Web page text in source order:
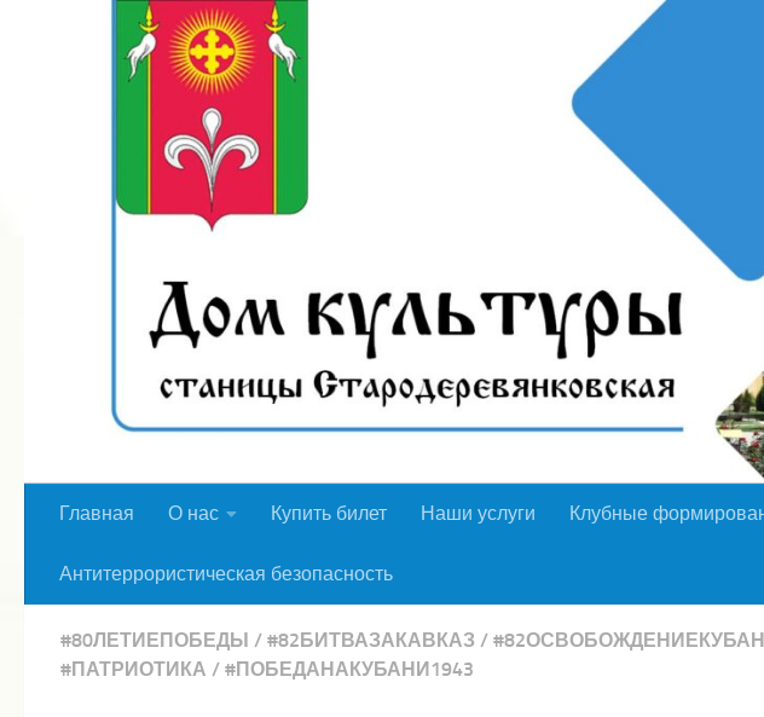
Перейти к содержимому
Главная О нас Купить билет Наши услуги Клубные
Антитеррористическая безопасность
#80ЛЕТИЕПОБЕДЫ / #82БИТВАЗАКАВКАЗ /
#ПАТРИОТИКА / #ПОБЕДАНАКУБАНИ1943